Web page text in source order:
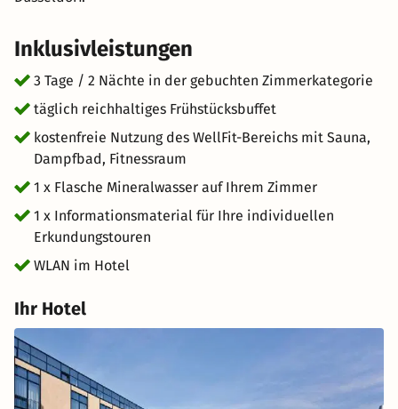
Inklusivleistungen
3 Tage / 2 Nächte in der gebuchten Zimmerkategorie
täglich reichhaltiges Frühstücksbuffet
kostenfreie Nutzung des WellFit-Bereichs mit Sauna,
Dampfbad, Fitnessraum
1 x Flasche Mineralwasser auf Ihrem Zimmer
1 x Informationsmaterial für Ihre individuellen
Erkundungstouren
WLAN im Hotel
Ihr Hotel